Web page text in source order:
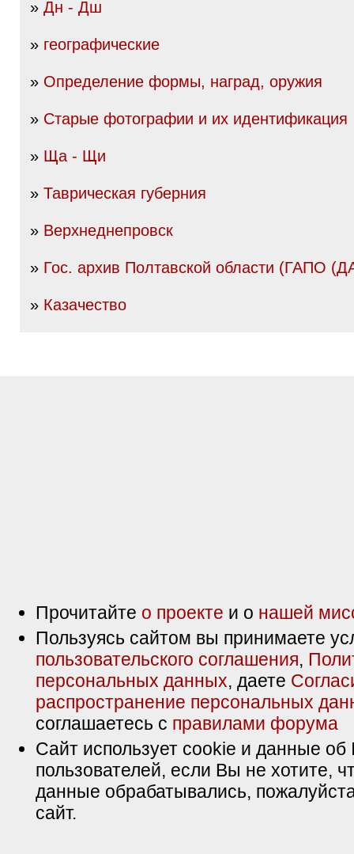
» Дн - Дш
» географические
» Определение формы, наград, оружия
» Старые фотографии и их идентификация
» Ща - Щи
» Таврическая губерния
» Верхнеднепровск
» Гос. архив Полтавской области (ГАПО
» Казачество
Прочитайте о проекте и о нашей
Пользуясь сайтом вы принимаете
пользовательского соглашения,
персональных данных, даете
распространение персональных
соглашаетесь с правилами форума
Сайт использует cookie и данные об
пользователей, если Вы не хотите,
данные обрабатывались,
сайт.